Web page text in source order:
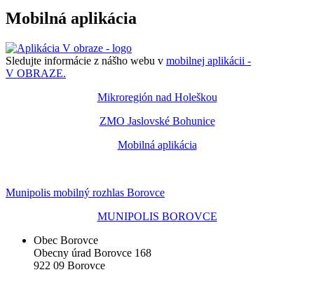
Mobilná aplikácia
Sledujte informácie z nášho webu v mobilnej aplikácii -
V OBRAZE.
Mikroregión nad Holeškou
ZMO Jaslovské Bohunice
Mobilná aplikácia
Munipolis mobilný rozhlas Borovce
MUNIPOLIS BOROVCE
Obec Borovce
Obecny úrad Borovce 168
922 09 Borovce